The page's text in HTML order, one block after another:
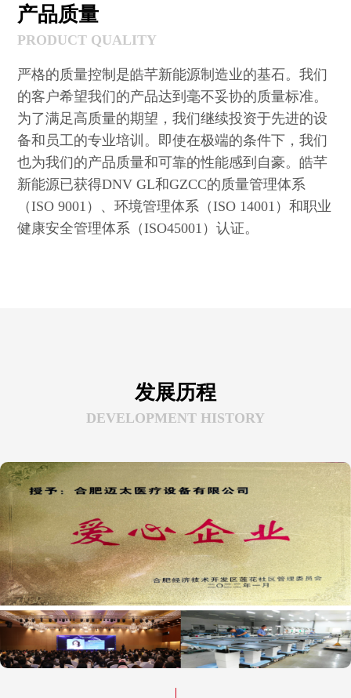
产品质量
PRODUCT QUALITY
严格的质量控制是皓芊新能源制造业的基石。我们
的客户希望我们的产品达到毫不妥协的质量标准。
为了满足高质量的期望，我们继续投资于先进的设
备和员工的专业培训。即使在极端的条件下，我们
也为我们的产品质量和可靠的性能感到自豪。皓芊
新能源已获得DNV GL和GZCC的质量管理体系
（ISO 9001）、环境管理体系（ISO 14001）和职业
健康安全管理体系（ISO45001）认证。
发展历程
DEVELOPMENT HISTORY